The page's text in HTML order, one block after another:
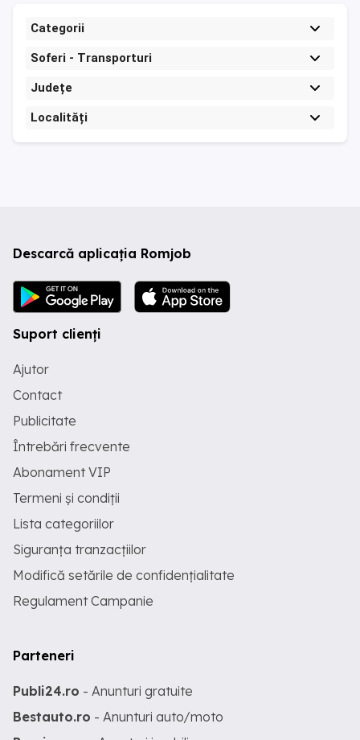
Categorii
Soferi - Transporturi
Județe
Localități
Descarcă aplicația Romjob
Suport clienți
Ajutor
Contact
Publicitate
Întrebări frecvente
Abonament VIP
Termeni și condiții
Lista categoriilor
Siguranța tranzacțiilor
Modifică setările de confidențialitate
Regulament Campanie
Parteneri
Publi24.ro - Anunturi gratuite
Bestauto.ro - Anunturi auto/moto